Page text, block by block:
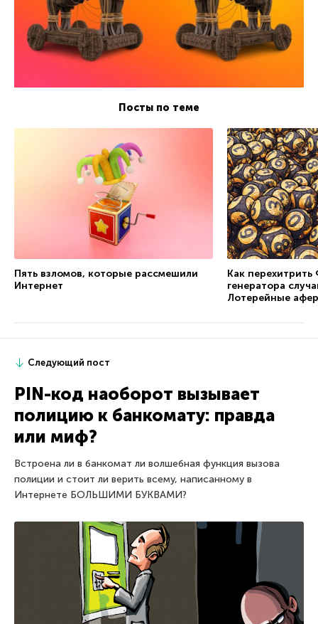
Посты по теме
Пять взломов, которые рассмешили
Интернет
Как
генератора
Лотерейные
Следующий пост
PIN-код наоборот вызывает
полицию к банкомату: правда
или миф?
Встроена ли в банкомат ли волшебная функция вызова
полиции и стоит ли верить всему, написанному в
Интернете БОЛЬШИМИ БУКВАМИ?